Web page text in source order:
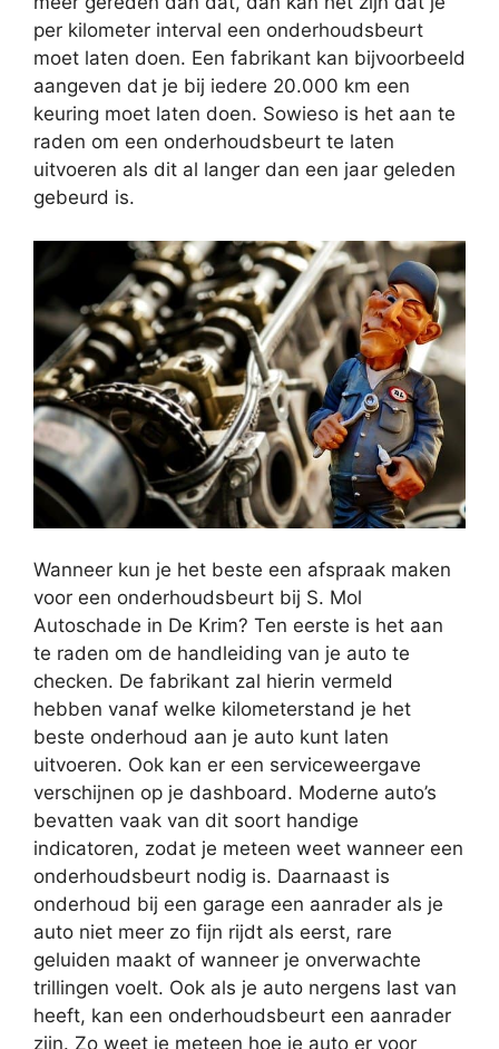
per kilometer interval een onderhoudsbeurt
moet laten doen. Een fabrikant kan bijvoorbeeld
aangeven dat je bij iedere 20.000 km een
keuring moet laten doen. Sowieso is het aan te
raden om een onderhoudsbeurt te laten
uitvoeren als dit al langer dan een jaar geleden
gebeurd is.
Wanneer kun je het beste een afspraak maken
voor een onderhoudsbeurt bij S. Mol
Autoschade in De Krim? Ten eerste is het aan
te raden om de handleiding van je auto te
checken. De fabrikant zal hierin vermeld
hebben vanaf welke kilometerstand je het
beste onderhoud aan je auto kunt laten
uitvoeren. Ook kan er een serviceweergave
verschijnen op je dashboard. Moderne auto’s
bevatten vaak van dit soort handige
indicatoren, zodat je meteen weet wanneer een
onderhoudsbeurt nodig is. Daarnaast is
onderhoud bij een garage een aanrader als je
auto niet meer zo fijn rijdt als eerst, rare
geluiden maakt of wanneer je onverwachte
trillingen voelt. Ook als je auto nergens last van
heeft, kan een onderhoudsbeurt een aanrader
zijn. Zo weet je meteen hoe je auto er voor